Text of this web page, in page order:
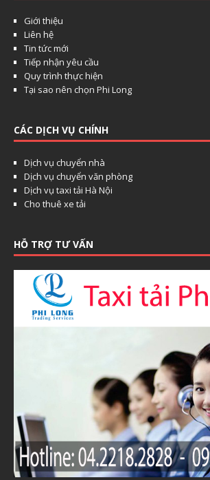
Giới thiệu
Liên hệ
Tin tức mới
Tiếp nhận yêu cầu
Quy trình thực hiện
Tại sao nên chọn Phi Long
CÁC DỊCH VỤ CHÍNH
Dịch vụ chuyển nhà
Dịch vụ chuyển văn phòng
Dịch vụ taxi tải Hà Nội
Cho thuê xe tải
HỖ TRỢ TƯ VẤN